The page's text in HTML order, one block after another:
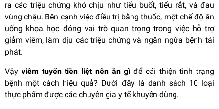
ra các triệu chứng khó chịu như tiểu buốt, tiểu rắt, và đau
vùng chậu. Bên cạnh việc điều trị bằng thuốc, một chế độ ăn
uống khoa học đóng vai trò quan trọng trong việc hỗ trợ
giảm viêm, làm dịu các triệu chứng và ngăn ngừa bệnh tái
phát.
Vậy viêm tuyến tiền liệt nên ăn gì để cải thiện tình trạng
bệnh một cách hiệu quả? Dưới đây là danh sách 10 loại
thực phẩm được các chuyên gia y tế khuyên dùng.